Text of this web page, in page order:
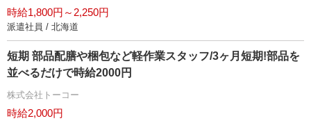
時給1,800円～2,250円
派遣社員 / 北海道
短期 部品配膳や梱包など軽作業スタッフ/3ヶ月短期!部品を
並べるだけで時給2000円
株式会社トーコー
時給2,000円